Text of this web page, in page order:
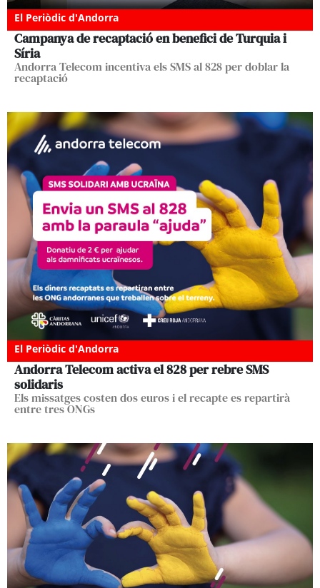
El Periòdic d'Andorra
Campanya de recaptació en benefici de Turquia i
Síria
Andorra Telecom incentiva els SMS al 828 per doblar la
recaptació
El Periòdic d'Andorra
Andorra Telecom activa el 828 per rebre SMS
solidaris
Els missatges costen dos euros i el recapte es repartirà
entre tres ONGs